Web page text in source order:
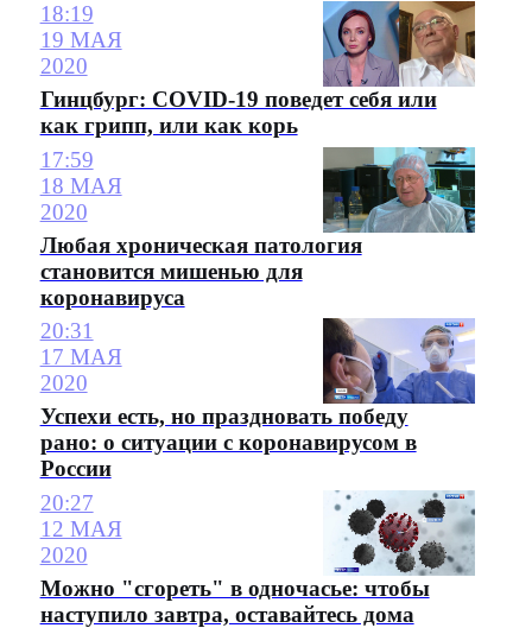
18:19
19 МАЯ
2020
Гинцбург: COVID-19 поведет себя или
как грипп, или как корь
17:59
18 МАЯ
2020
Любая хроническая патология
становится мишенью для
коронавируса
20:31
17 МАЯ
2020
Успехи есть, но праздновать победу
рано: о ситуации с коронавирусом в
России
20:27
12 МАЯ
2020
Можно "сгореть" в одночасье: чтобы
наступило завтра, оставайтесь дома